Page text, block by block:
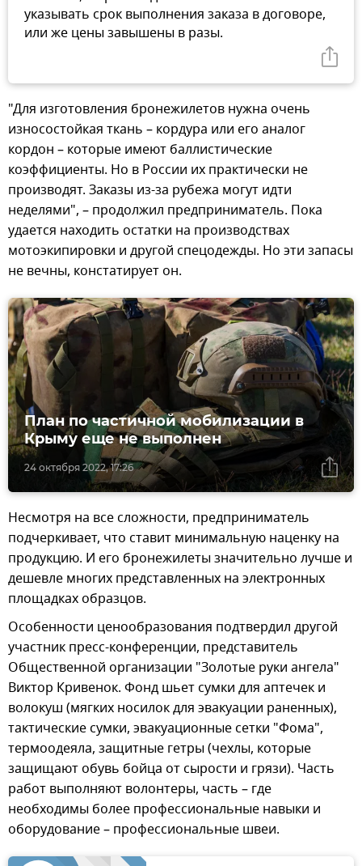
указывать срок выполнения заказа в договоре,
или же цены завышены в разы.
"Для изготовления бронежилетов нужна очень
износостойкая ткань – кордура или его аналог
кордон – которые имеют баллистические
коэффициенты. Но в России их практически не
производят. Заказы из-за рубежа могут идти
неделями", – продолжил предприниматель. Пока
удается находить остатки на производствах
мотоэкипировки и другой спецодежды. Но эти запасы
не вечны, констатирует он.
24 октября 2022, 17:26
План по частичной мобилизации в
Крыму еще не выполнен
Несмотря на все сложности, предприниматель
подчеркивает, что ставит минимальную наценку на
продукцию. И его бронежилеты значительно лучше и
дешевле многих представленных на электронных
площадках образцов.
Особенности ценообразования подтвердил другой
участник пресс-конференции, представитель
Общественной организации "Золотые руки ангела"
Виктор Кривенок. Фонд шьет сумки для аптечек и
волокуш (мягких носилок для эвакуации раненных),
тактические сумки, эвакуационные сетки "Фома",
термоодеяла, защитные гетры (чехлы, которые
защищают обувь бойца от сырости и грязи). Часть
работ выполняют волонтеры, часть – где
необходимы более профессиональные навыки и
оборудование – профессиональные швеи.